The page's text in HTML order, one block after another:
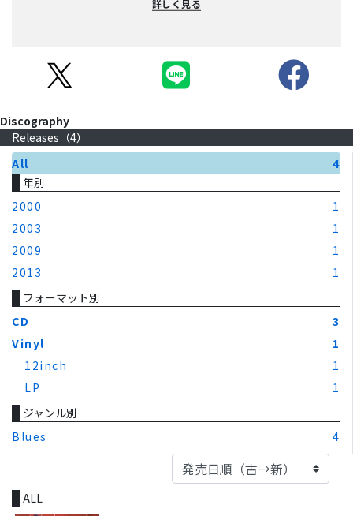
詳しく見る
Discography
Releases（4）
All
4
年別
2000
1
2003
1
2009
1
2013
1
フォーマット別
CD
3
Vinyl
1
12inch
1
LP
1
ジャンル別
Blues
4
ALL